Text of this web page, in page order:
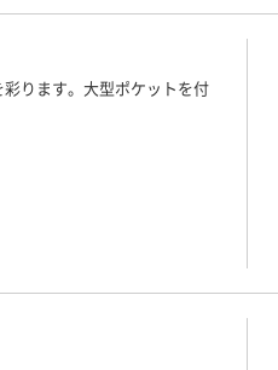
ります。大型ポケットを付